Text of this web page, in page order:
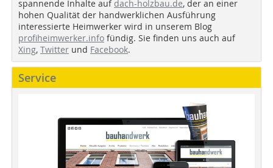
spannende Inhalte auf dach-holzbau.de, der an einer
hohen Qualität der handwerklichen Ausführung
interessierte Heimwerker wird in unserem Blog
profiheimwerker.info fündig. Sie finden uns auch auf
Xing, Twitter und Facebook.
Service